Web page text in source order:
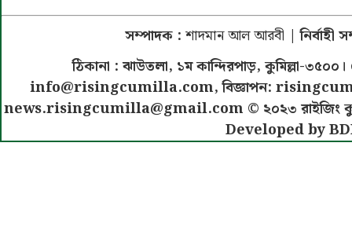
সম্পাদক : শাদমান আল আরবী | নির্বাহী
ঠিকানা : ঝাউতলা, ১ম কান্দিরপাড়, কুমিল্লা-
info@risingcumilla.com, বিজ্ঞাপন:
news.risingcumilla@gmail.com © ২০২৩ রাইজিং
Developed by